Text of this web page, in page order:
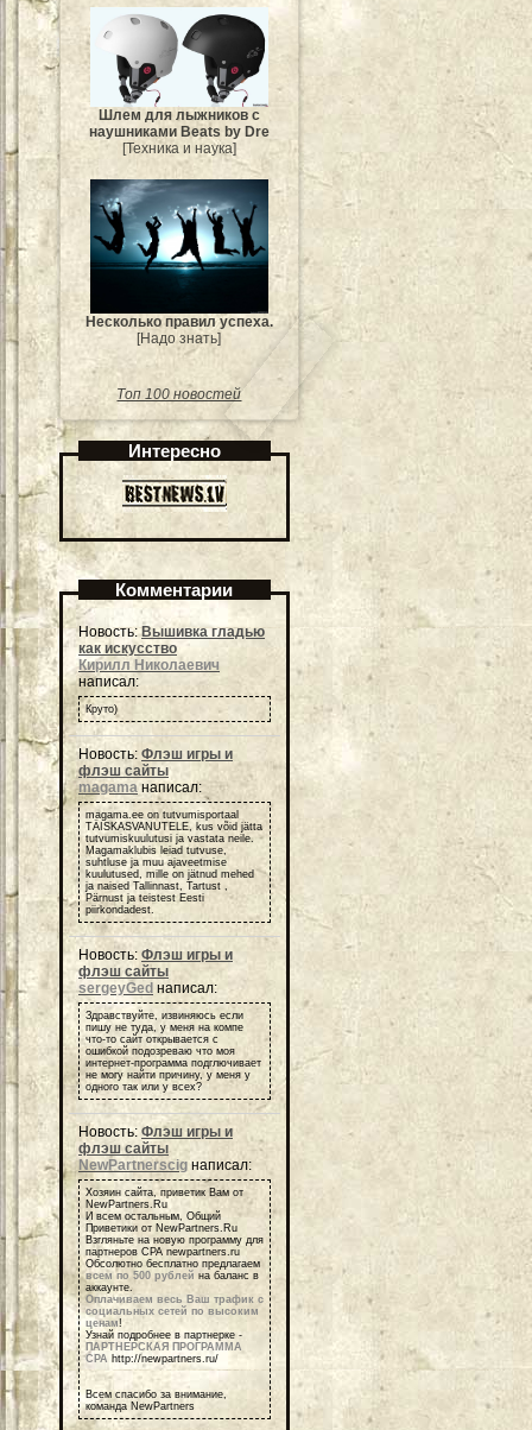
Шлем для лыжников с
наушниками Beats by Dre
[Техника и наука]
Несколько правил успеха.
[Надо знать]
Топ 100 новостей
Интересно
Комментарии
Новость:Вышивка гладью
как искусство
Кирилл Николаевич
написал:
Круто)
Новость: Флэш игры и
флэш сайты
magamaнаписал:
magama.ee on tutvumisportaal
TÄISKASVANUTELE, kus võid jätta
tutvumiskuulutusi ja vastata neile.
Magamaklubis leiad tutvuse,
suhtluse ja muu ajaveetmise
kuulutused, mille on jätnud mehed
ja naised Tallinnast, Tartust ,
Pärnust ja teistest Eesti
piirkondadest.
Новость: Флэш игры и
флэш сайты
sergeyGed написал:
Здравствуйте, извиняюсь если
пишу не туда, у меня на компе
что-то сайт открывается с
ошибкой подозреваю что моя
интернет-программа подглючивает
не могу найти причину, у меня у
одного так или у всех?
Новость: Флэш игры и
флэш сайты
NewPartnerscig написал:
Хозяин сайта, приветик Вам от
NewPartners.Ru
И всем остальным, Общий
Приветики от NewPartners.Ru
Взгляньте на новую программу для
партнеров СРА newpartners.ru
Обсолютно бесплатно предлагаем
всем по 500 рублей на баланс в
аккаунте.
Оплачиваем весь Ваш трафик с
социальных сетей по высоким
ценам!
Узнай подробнее в партнерке -
ПАРТНЕРСКАЯ ПРОГРАММА
СРА http://newpartners.ru/
Всем спасибо за внимание,
команда NewPartners